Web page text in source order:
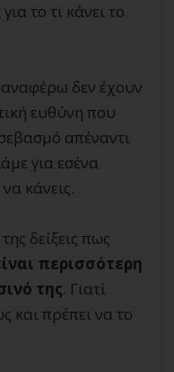
για το τι κάνει το
δεν έχουν
ευθύνη που
απέναντι
για εσένα
κάνεις.
δείξεις πως
περισσότερη
της. Γιατί
και πρέπει να το